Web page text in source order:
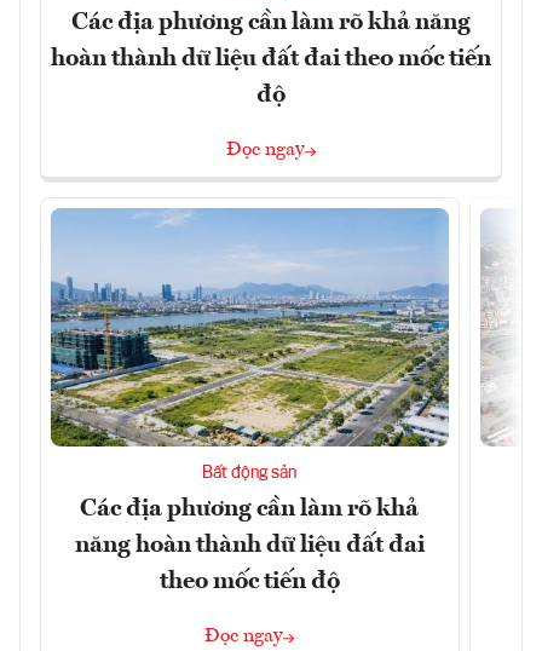
Các địa phương cần làm rõ khả năng
hoàn thành dữ liệu đất đai theo mốc tiến
độ
Đọc ngay
Bất động sản
Các địa phương cần làm rõ khả
năng hoàn thành dữ liệu đất đai
theo mốc tiến độ
Đọc ngay